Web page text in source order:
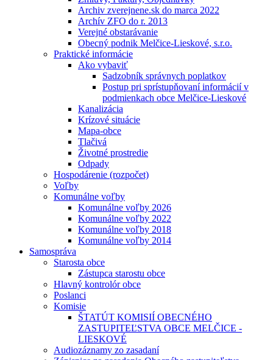
Archiv zverejnene.sk do marca 2022
Archív ZFO do r. 2013
Verejné obstarávanie
Obecný podnik Melčice-Lieskové, s.r.o.
Praktické informácie
Ako vybaviť
Sadzobník správnych poplatkov
Postup pri sprístupňovaní informácií v
podmienkach obce Melčice-Lieskové
Kanalizácia
Krízové situácie
Mapa-obce
Tlačivá
Životné prostredie
Odpady
Hospodárenie (rozpočet)
Voľby
Komunálne voľby
Komunálne voľby 2026
Komunálne voľby 2022
Komunálne voľby 2018
Komunálne voľby 2014
Samospráva
Starosta obce
Zástupca starostu obce
Hlavný kontrolór obce
Poslanci
Komisie
ŠTATÚT KOMISIÍ OBECNÉHO
ZASTUPITEĽSTVA OBCE MELČICE -
LIESKOVÉ
Audiozáznamy zo zasadaní